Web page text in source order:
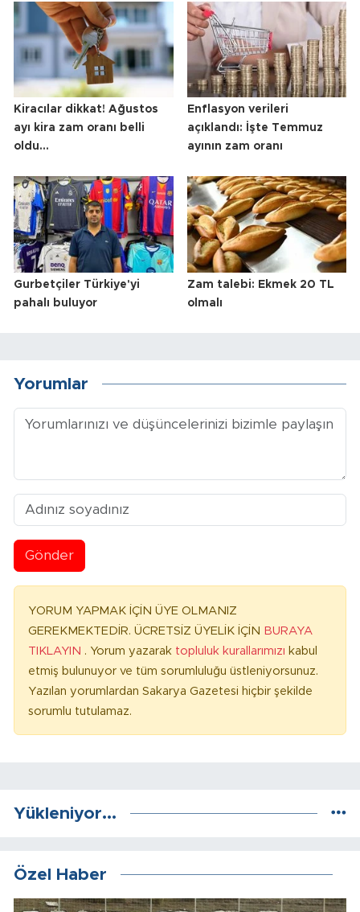
Kiracılar dikkat! Ağustos
ayı kira zam oranı belli
oldu...
Enflasyon verileri
açıklandı: İşte Temmuz
ayının zam oranı
Gurbetçiler Türkiye'yi
pahalı buluyor
Zam talebi: Ekmek 20 TL
olmalı
Yorumlar
Gönder
YORUM YAPMAK İÇİN ÜYE OLMANIZ
GEREKMEKTEDİR. ÜCRETSİZ ÜYELİK İÇİN BURAYA
TIKLAYIN . Yorum yazarak topluluk kurallarımızı kabul
etmiş bulunuyor ve tüm sorumluluğu üstleniyorsunuz.
Yazılan yorumlardan Sakarya Gazetesi hiçbir şekilde
sorumlu tutulamaz.
Yükleniyor...
Özel Haber